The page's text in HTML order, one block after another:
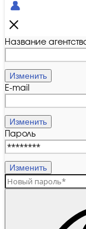
Название
Изменить
E-mail
Изменить
Пароль
Изменить